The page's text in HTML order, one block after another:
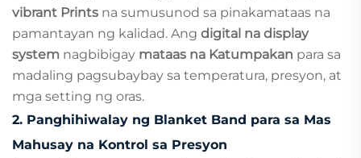
vibrant Prints na sumusunod sa pinakamataas na
pamantayan ng kalidad. Ang digital na display
system nagbibigay mataas na Katumpakan para sa
madaling pagsubaybay sa temperatura, presyon, at
mga setting ng oras.
2. Panghihiwalay ng Blanket Band para sa Mas
Mahusay na Kontrol sa Presyon